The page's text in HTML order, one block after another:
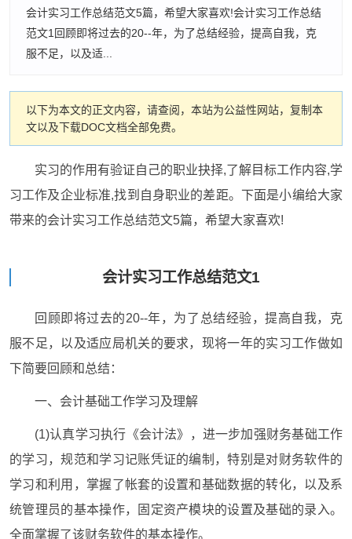
会计实习工作总结范文5篇，希望大家喜欢!会计实习工作总结
范文1回顾即将过去的20--年，为了总结经验，提高自我，克
服不足，以及适...
以下为本文的正文内容，请查阅，本站为公益性网站，复制本
文以及下载DOC文档全部免费。
实习的作用有验证自己的职业抉择,了解目标工作内容,学
习工作及企业标准,找到自身职业的差距。下面是小编给大家
带来的会计实习工作总结范文5篇，希望大家喜欢!
会计实习工作总结范文1
回顾即将过去的20--年，为了总结经验，提高自我，克
服不足，以及适应局机关的要求，现将一年的实习工作做如
下简要回顾和总结：
一、会计基础工作学习及理解
(1)认真学习执行《会计法》，进一步加强财务基础工作
的学习，规范和学习记账凭证的编制，特别是对财务软件的
学习和利用，掌握了帐套的设置和基础数据的转化，以及系
统管理员的基本操作，固定资产模块的设置及基础的录入。
全面掌握了该财务软件的基本操作。